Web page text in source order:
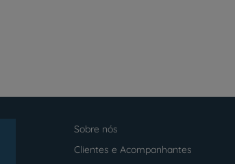
footer
Sobre nós
Clientes e Acompanhantes